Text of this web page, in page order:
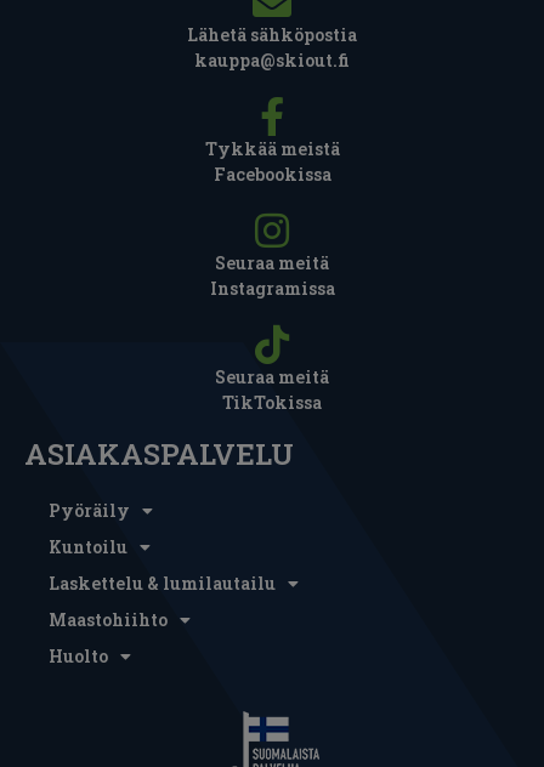
Lähetä sähköpostia
kauppa@skiout.fi
Tykkää meistä
Facebookissa
Seuraa meitä
Instagramissa
Seuraa meitä
TikTokissa
ASIAKASPALVELU
Pyöräily
Kuntoilu
Laskettelu & lumilautailu
Maastohiihto
Huolto